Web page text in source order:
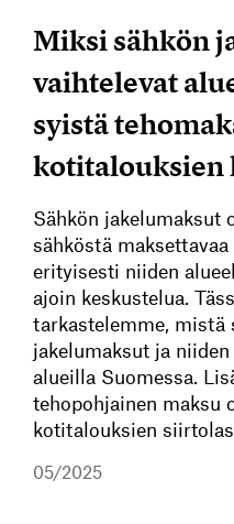
Miksi sähkön
vaihtelevat
syistä
kotitalouksien
Sähkön jakelumaksut
sähköstä
erityisesti niiden
ajoin keskustelua.
tarkastelemme, mistä
jakelumaksut ja
alueilla Suomessa.
tehopohjainen maksu
kotitalouksien
05/2025